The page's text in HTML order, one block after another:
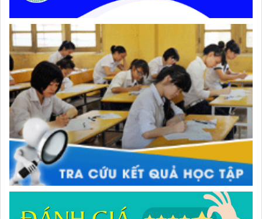
trường định hướng XHCN trong kỷ nguyên mới - Bài 1: Khẳng
định tư tưởng Hồ Chí Minh, đấu tranh với luận điệu xuyên tạc
Phường Xuân Trường – Đà Lạt: trang bị kiến thức, kỹ năng
phòng, chống đuối nước và sơ cấp cứu cho thanh thiếu nhi
ngành năm 2026